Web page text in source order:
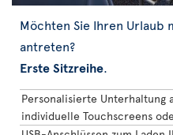
Möchten Sie Ihren Urlaub
antreten?
Erste Sitzreihe.
Personalisierte Unterhaltung
individuelle Touchscreens